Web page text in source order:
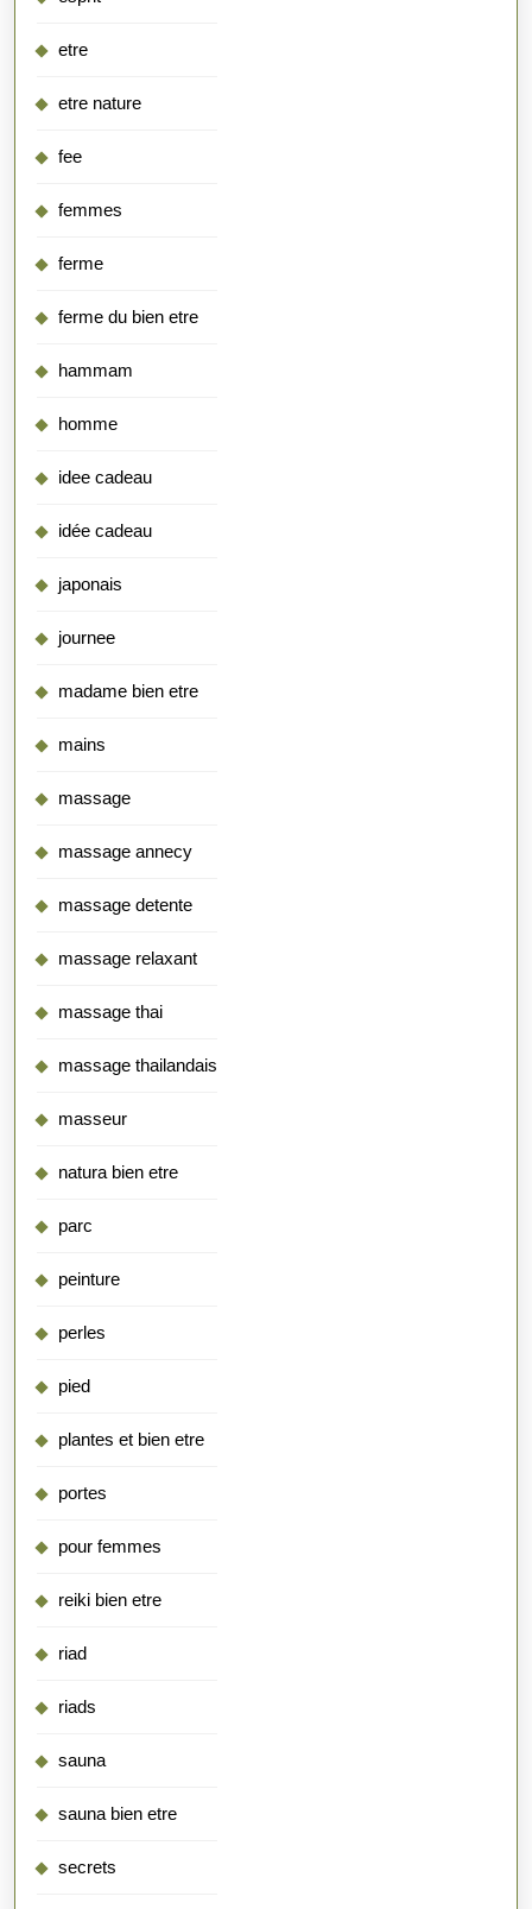
etre
etre nature
fee
femmes
ferme
ferme du bien etre
hammam
homme
idee cadeau
idée cadeau
japonais
journee
madame bien etre
mains
massage
massage annecy
massage detente
massage relaxant
massage thai
massage thailandais
masseur
natura bien etre
parc
peinture
perles
pied
plantes et bien etre
portes
pour femmes
reiki bien etre
riad
riads
sauna
sauna bien etre
secrets